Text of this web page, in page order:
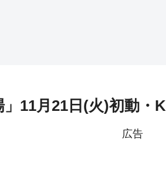
」11月21日(火)初動・
広告